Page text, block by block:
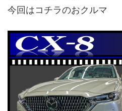
今回はコチラのおクルマ